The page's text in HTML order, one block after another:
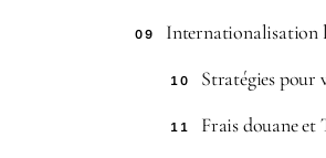
09 Internationalisation
10 Stratégies pour
11 Frais douane et